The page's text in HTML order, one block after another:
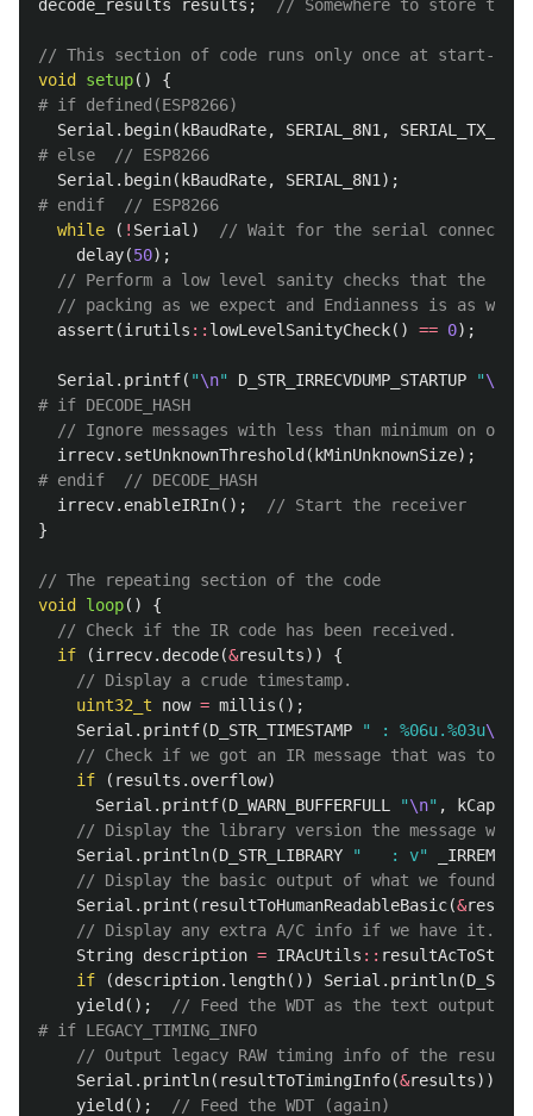
decode_results results ; // Somewhere to store the
// This section of code runs only once at start-up.
void
setup()
{
Serial . begin( kBaudRate, SERIAL_8N1 ,
SERIAL_TX_ONLY
Serial . begin( kBaudRate, SERIAL_8N1 );
while
( ! Serial )
// Wait for the serial
delay(50);
// Perform a low level sanity checks that the
// packing as we expect and Endianness is as we
assert (irutils :: lowLevelSanityCheck() == 0);
Serial . printf( "\n" D_STR_IRRECVDUMP_STARTUP "\n
// Ignore messages with less than minimum on or
irrecv. setUnknownThreshold ( kMinUnknownSize);
irrecv. enableIRIn();
// Start the receiver
}
// The repeating section of the code
void
loop()
{
// Check if the IR code has been received.
if
(irrecv. decode(&results))
{
// Display a crude timestamp.
uint32_t
now = millis ();
Serial . printf(D_STR_TIMESTAMP " : %06u.%03u\n
// Check if we got an IR message that was to
if
( results . overflow)
Serial . printf(D_WARN_BUFFERFULL "\n" ,
// Display the library version the message was
Serial . println(D_STR_LIBRARY "   : v"
// Display the basic output of what we found.
Serial . print ( resultToHumanReadableBasic(&results
// Display any extra A/C info if we have it.
String description = IRAcUtils :: resultAcToString
if
(description. length()) Serial . println(
yield ();
// Feed the WDT as the text output
// Output legacy RAW timing info of the result.
Serial . println( resultToTimingInfo(&results));
yield ();
// Feed the WDT (again)